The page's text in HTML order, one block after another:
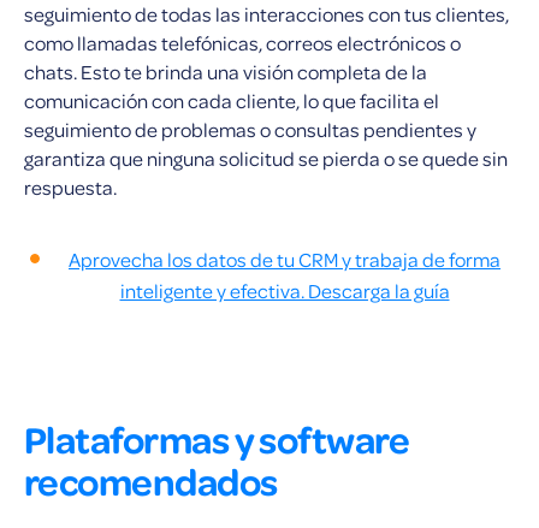
seguimiento de todas las interacciones con tus clientes,
como llamadas telefónicas, correos electrónicos o
chats. Esto te brinda una visión completa de la
comunicación con cada cliente, lo que facilita el
seguimiento de problemas o consultas pendientes y
garantiza que ninguna solicitud se pierda o se quede sin
respuesta.
Aprovecha los datos de tu CRM y trabaja de forma
inteligente y efectiva. Descarga la guía
Plataformas y software
recomendados